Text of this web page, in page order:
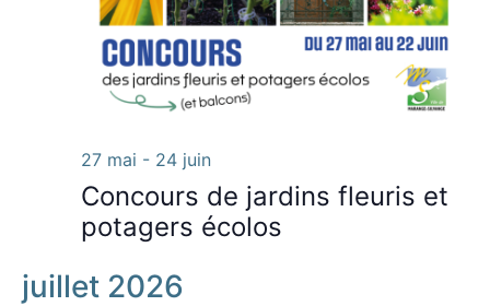
Concours de jardins fleuris et
potagers écolos
27 mai - 24 juin
juillet 2026